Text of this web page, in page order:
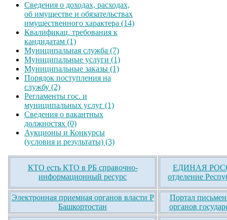
Сведения о доходах, расходах,
об имуществе и обязательствах
имущественного характера (14)
Квалификац. требования к
кандидатам (1)
Муниципальная служба (7)
Муниципальные услуги (1)
Муниципальные заказы (1)
Порядок поступления на
службу (2)
Регламенты гос. и
муниципальных услуг (1)
Сведения о вакантных
должностях (0)
Аукционы и Конкурсы
(условия и результаты) (3)
КТО есть КТО в РБ справочно-
информационный ресурс
ЕДИНАЯ
отделение
Электронная приемная органов власти Р
Башкортостан
Портал
органов